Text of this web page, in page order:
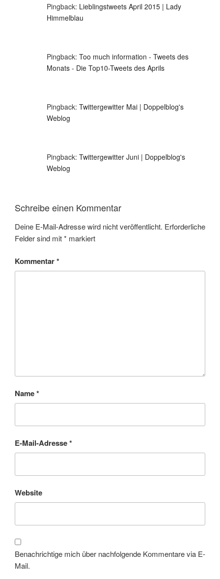
Pingback: Lieblingstweets April 2015 | Lady
Himmelblau
Pingback: Too much information - Tweets des
Monats - Die Top10-Tweets des Aprils
Pingback: Twittergewitter Mai | Doppelblog's
Weblog
Pingback: Twittergewitter Juni | Doppelblog's
Weblog
Schreibe einen Kommentar
Deine E-Mail-Adresse wird nicht veröffentlicht. Erforderliche
Felder sind mit* markiert
Kommentar*
Name*
E-Mail-Adresse*
Website
Benachrichtige mich über nachfolgende Kommentare via E-
Mail.